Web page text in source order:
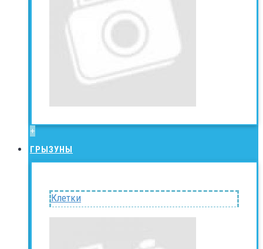
+
ГРЫЗУНЫ
Клетки